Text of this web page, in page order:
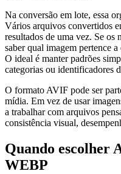
Na conversão em lote, essa
Vários arquivos convertidos
resultados de uma vez. Se
saber qual imagem pertence
O ideal é manter padrões
categorias ou identificadores
O formato AVIF pode ser
mídia. Em vez de usar
a trabalhar com arquivos
consistência visual,
Quando escolher
WEBP